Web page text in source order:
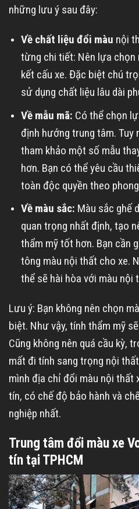
những lưu ý sau đây:
Về chất liệu đổi màu nội
từng chi tiết: Nên lựa chọn
kết cấu xe. Đặc biệt chú
sử dụng chất liệu lâu dài
Về mẫu mã: Có thể chọn
định hướng trung tâm. Tuy
tham khảo một số mẫu
hơn. Bạn có thể yêu cầu
toàn độc quyền theo
Về màu sắc: Màu sắc ghế
quan trọng nhất định, tạo
thẩm mỹ tốt hơn. Bạn cần
tông màu nội thất cho xe.
thể sẽ hài hòa với màu nội
Lưu ý: Bạn không nên chọn
biệt. Như vậy, tính thẩm mỹ
Cũng không nên quá cầu kỳ,
mất đi tính sang trọng nội
mình địa chỉ đổi màu nội thất
tín, có chế độ bảo hành và
nghiệp nhất.
Trung tâm đổi màu xe
tín tại TPHCM